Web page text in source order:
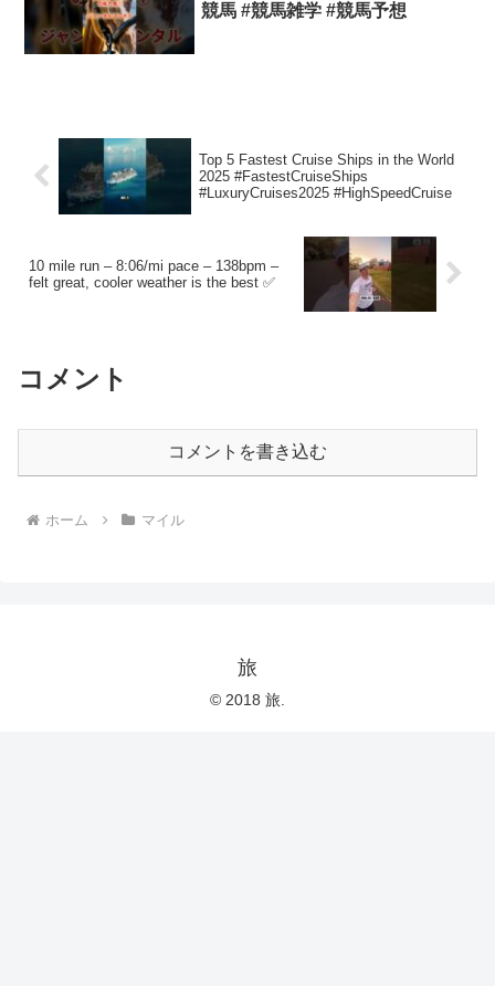
競馬 #競馬雑学 #競馬予想
Top 5 Fastest Cruise Ships in the World
2025 #FastestCruiseShips
#LuxuryCruises2025 #HighSpeedCruise
10 mile run – 8:06/mi pace – 138bpm –
felt great, cooler weather is the best ✅
コメント
コメントを書き込む
ホーム マイル
旅
© 2018 旅.